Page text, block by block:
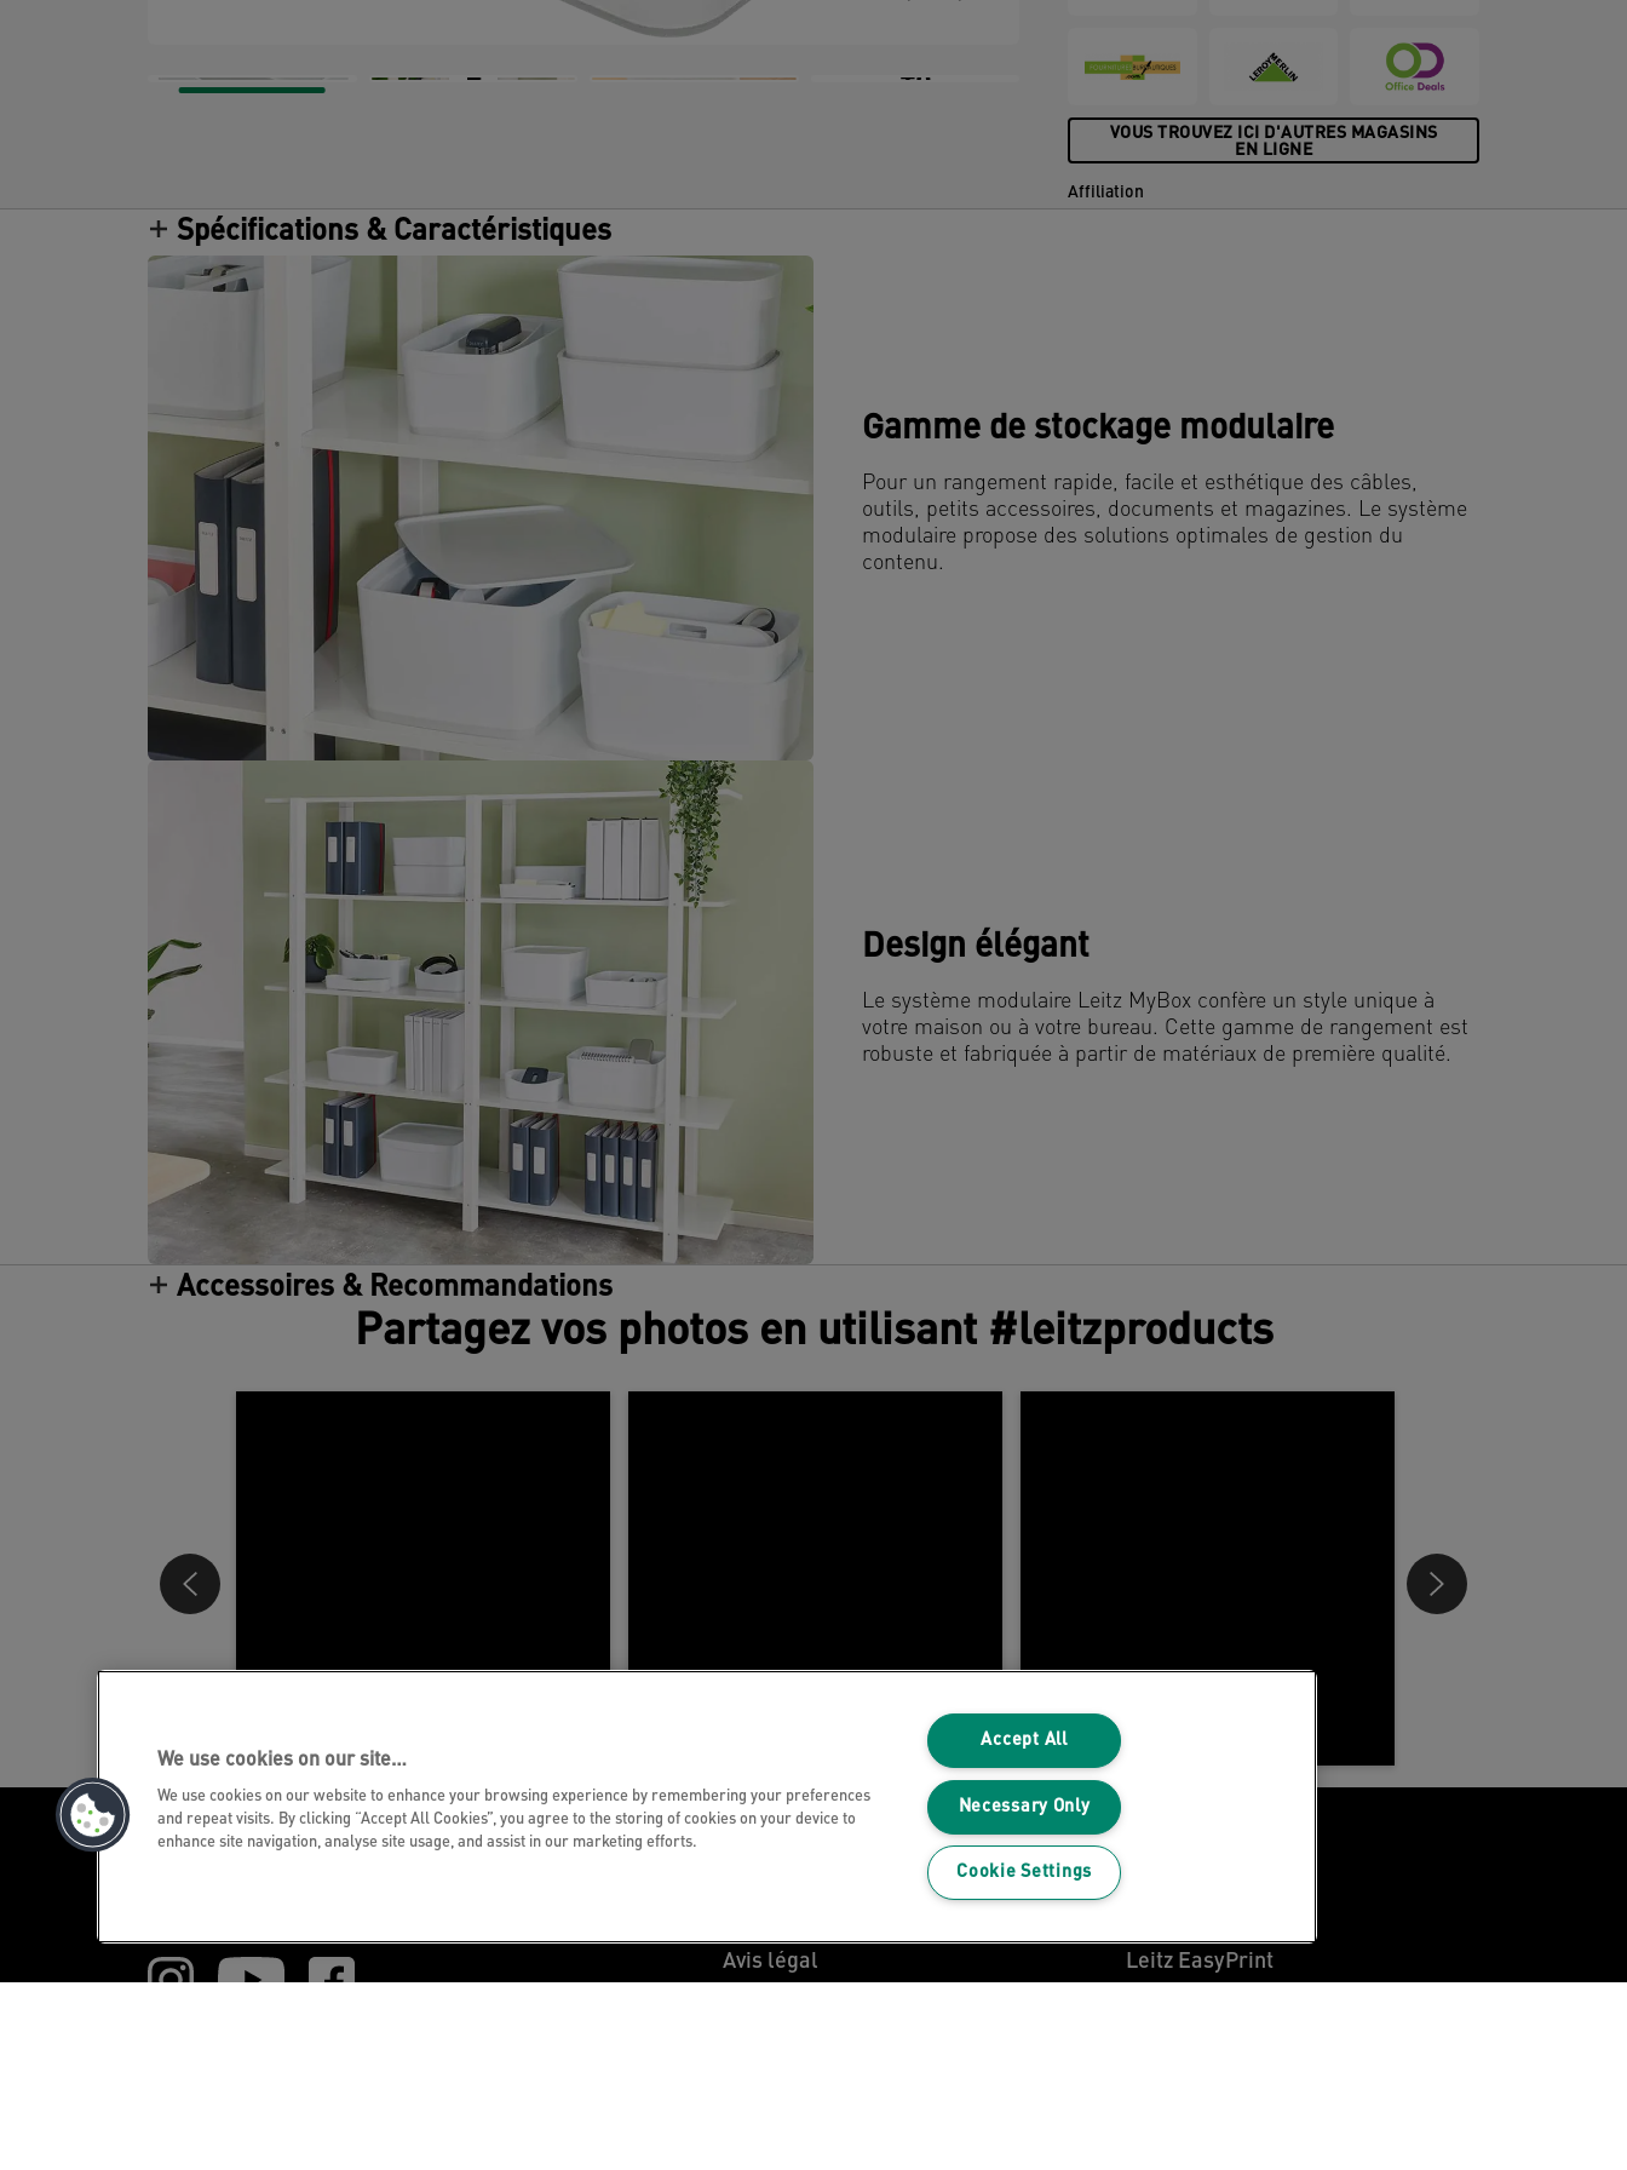
+6
VOUS TROUVEZ ICI D'AUTRES MAGASINS
EN LIGNE
Affiliation
Spécifications & Caractéristiques
Gamme de stockage modulaire
Pour un rangement rapide, facile et esthétique des câbles,
outils, petits accessoires, documents et magazines. Le système
modulaire propose des solutions optimales de gestion du
contenu.
Design élégant
Le système modulaire Leitz MyBox confère un style unique à
votre maison ou à votre bureau. Cette gamme de rangement est
robuste et fabriquée à partir de matériaux de première qualité.
Accessoires & Recommandations
Partagez vos photos en utilisant #leitzproducts
Avis de confidentialité
Avis légal Leitz EasyPrint
We use cookies on our site…
We use cookies on our website to enhance your browsing experience by remembering your preferences
and repeat visits. By clicking “Accept All Cookies”, you agree to the storing of cookies on your device to
enhance site navigation, analyse site usage, and assist in our marketing efforts.
Accept All
Necessary Only
Cookie Settings